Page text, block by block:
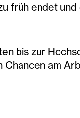
früh endet
bis zur
Chancen am